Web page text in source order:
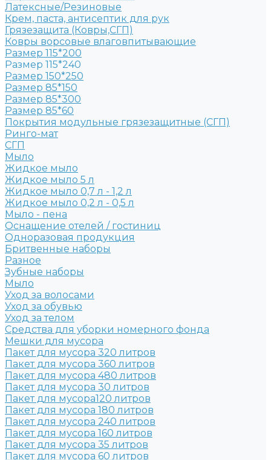
Латексные/Резиновые
Крем, паста, антисептик для рук
Грязезащита (Ковры,СГП)
Ковры ворсовые влаговпитывающие
Размер 115*200
Размер 115*240
Размер 150*250
Размер 85*150
Размер 85*300
Размер 85*60
Покрытия модульные грязезащитные (СГП)
Ринго-мат
СГП
Мыло
Жидкое мыло
Жидкое мыло 5 л
Жидкое мыло 0,7 л - 1,2 л
Жидкое мыло 0,2 л - 0,5 л
Мыло - пена
Оснащение отелей / гостиниц
Одноразовая продукция
Бритвенные наборы
Разное
Зубные наборы
Мыло
Уход за волосами
Уход за обувью
Уход за телом
Средства для уборки номерного фонда
Мешки для мусора
Пакет для мусора 320 литров
Пакет для мусора 360 литров
Пакет для мусора 480 литров
Пакет для мусора 30 литров
Пакет для мусора120 литров
Пакет для мусора 180 литров
Пакет для мусора 240 литров
Пакет для мусора 160 литров
Пакет для мусора 35 литров
Пакет для мусора 60 литров